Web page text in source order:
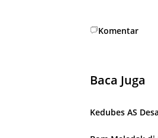
Komentar
Baca Juga
Kedubes AS